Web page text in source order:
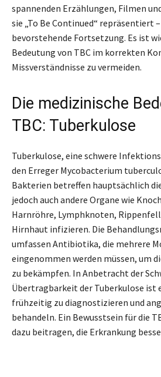
spannenden Erzählungen, Filmen
sie „To Be Continued“ repräsentiert
bevorstehende Fortsetzung. Es ist
Bedeutung von TBC im korrekten
Missverständnisse zu vermeiden.
Die medizinische
TBC: Tuberkulose
Tuberkulose, eine schwere
den Erreger Mycobacterium
Bakterien betreffen hauptsächlich
jedoch auch andere Organe wie
Harnröhre, Lymphknoten, Rippenfell
Hirnhaut infizieren. Die
umfassen Antibiotika, die mehrere
eingenommen werden müssen, um
zu bekämpfen. In Anbetracht der
Übertragbarkeit der Tuberkulose ist
frühzeitig zu diagnostizieren und
behandeln. Ein Bewusstsein für die
dazu beitragen, die Erkrankung